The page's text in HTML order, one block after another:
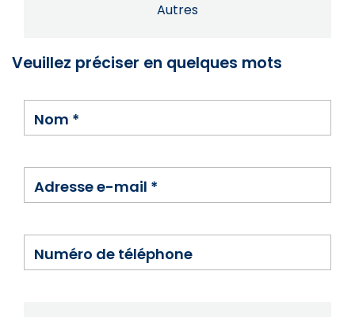
Autres
Veuillez préciser en quelques mots
Nom *
Adresse e-mail *
Numéro de téléphone